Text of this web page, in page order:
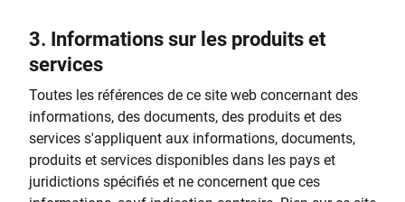
3. Informations sur les produits et
services
Toutes les références de ce site web concernant des
informations, des documents, des produits et des
services s'appliquent aux informations, documents,
produits et services disponibles dans les pays et
juridictions spécifiés et ne concernent que ces